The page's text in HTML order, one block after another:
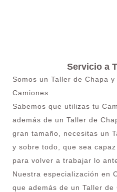
Servicio a
Somos un Taller de Chapa
Camiones.
Sabemos que utilizas tu
además de un Taller de
gran tamaño, necesitas un
y sobre todo, que sea
para volver a trabajar lo
Nuestra especialización en
que además de un Taller